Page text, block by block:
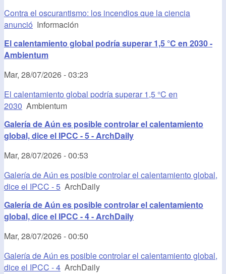
Contra el oscurantismo: los incendios que la ciencia
anunció Información
El calentamiento global podría superar 1,5 °C en 2030 -
Ambientum
Mar, 28/07/2026 - 03:23
El calentamiento global podría superar 1,5 °C en
2030 Ambientum
Galería de Aún es posible controlar el calentamiento
global, dice el IPCC - 5 - ArchDaily
Mar, 28/07/2026 - 00:53
Galería de Aún es posible controlar el calentamiento global,
dice el IPCC - 5 ArchDaily
Galería de Aún es posible controlar el calentamiento
global, dice el IPCC - 4 - ArchDaily
Mar, 28/07/2026 - 00:50
Galería de Aún es posible controlar el calentamiento global,
dice el IPCC - 4 ArchDaily